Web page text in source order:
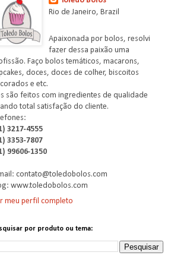
Rio de Janeiro, Brazil
Apaixonada por bolos, resolvi
fazer dessa paixão uma
Faço bolos temáticos, macarons,
doces, doces de colher, biscoitos
e etc.
são feitos com ingredientes de qualidade
total satisfação do cliente.
3217-4555
3353-7807
99606-1350
contato@toledobolos.com
www.toledobolos.com
meu perfil completo
por produto ou tema: